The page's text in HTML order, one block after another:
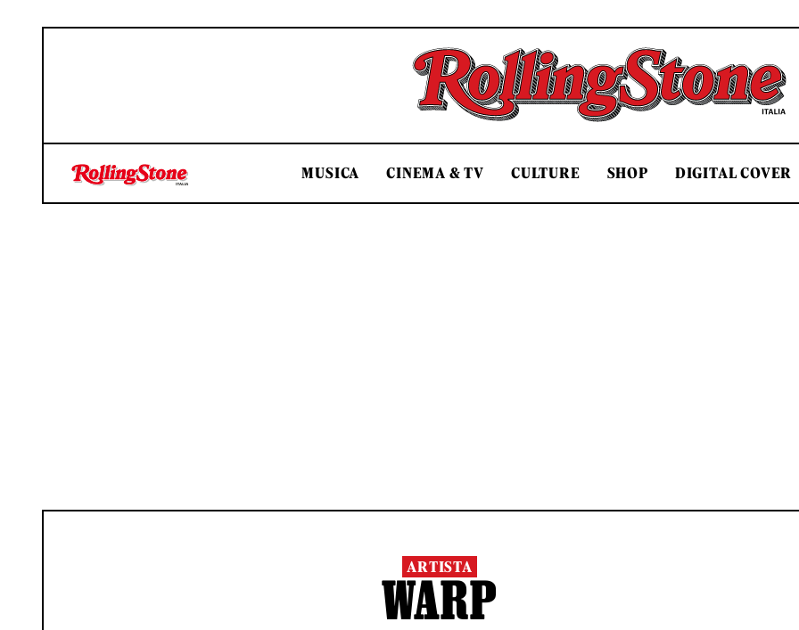
Rolling Stone Italia
MUSICA CINEMA & TV CULTURE SHOP DIGITAL COVER
ARTISTA
WARP